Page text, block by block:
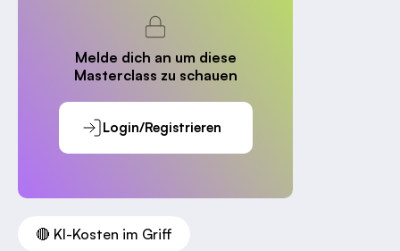
Melde dich an um diese
Masterclass zu schauen
Login/Registrieren
🔴 KI-Kosten im Griff